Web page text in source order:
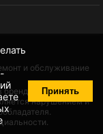
Принять
и обслуживание
происходит
нарушением и